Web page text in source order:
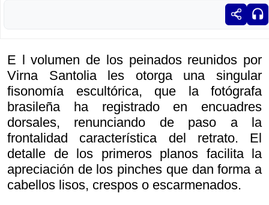
E l volumen de los peinados reunidos por
Virna Santolia les otorga una singular
fisonomía escultórica, que la fotógrafa
brasileña ha registrado en encuadres
dorsales, renunciando de paso a la
frontalidad característica del retrato. El
detalle de los primeros planos facilita la
apreciación de los pinches que dan forma a
cabellos lisos, crespos o escarmenados.